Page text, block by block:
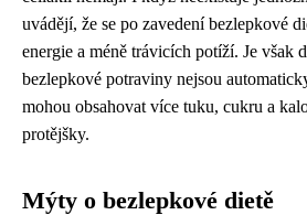
uvádějí, že se po zavedení bezlepkové
energie a méně trávicích potíží. Je však
bezlepkové potraviny nejsou
mohou obsahovat více tuku, cukru a
protějšky.
Mýty o bezlepkové dietě